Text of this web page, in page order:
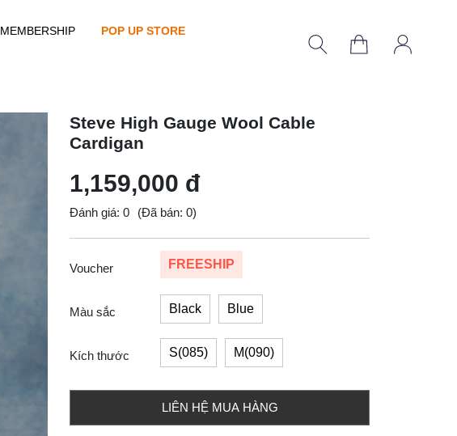
MEMBERSHIP POP UP STORE
Steve High Gauge Wool Cable
Cardigan
1,159,000 đ
Đánh giá: 0 (Đã bán: 0)
Voucher FREESHIP
Màu sắc Black Blue
Kích thước S(085) M(090)
LIÊN HỆ MUA HÀNG